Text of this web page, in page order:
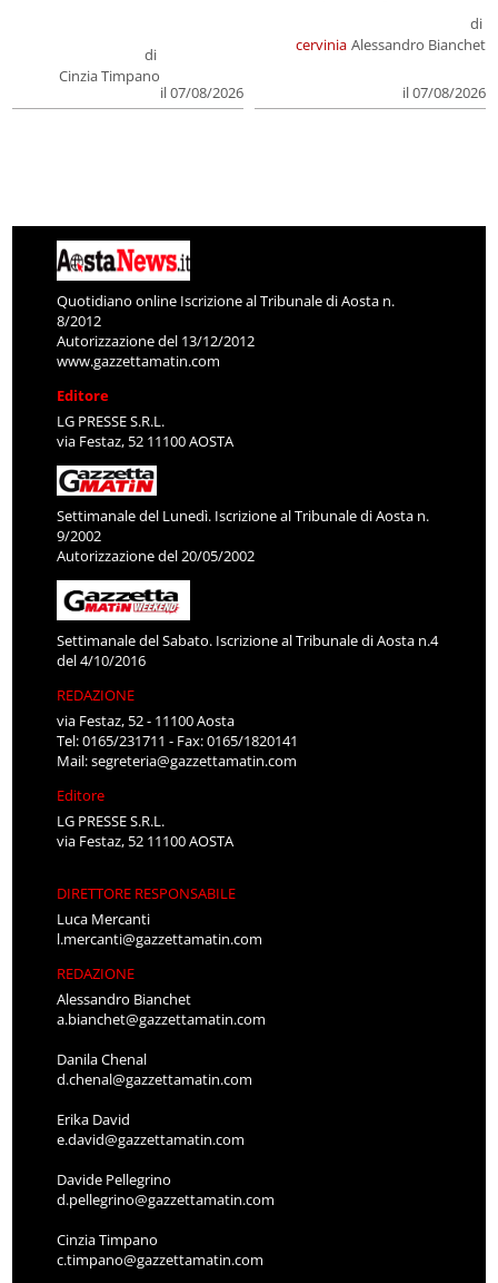
di
Cinzia Timpano
il 07/08/2026
cervinia
di
Alessandro Bianchet
il 07/08/2026
Quotidiano online Iscrizione al Tribunale di Aosta n.
8/2012
Autorizzazione del 13/12/2012
www.gazzettamatin.com
Editore
LG PRESSE S.R.L.
via Festaz, 52 11100 AOSTA
Settimanale del Lunedì. Iscrizione al Tribunale di Aosta n.
9/2002
Autorizzazione del 20/05/2002
Settimanale del Sabato. Iscrizione al Tribunale di Aosta n.4
del 4/10/2016
REDAZIONE
via Festaz, 52 - 11100 Aosta
Tel: 0165/231711 - Fax: 0165/1820141
Mail:segreteria@gazzettamatin.com
Editore
LG PRESSE S.R.L.
via Festaz, 52 11100 AOSTA
DIRETTORE RESPONSABILE
Luca Mercanti
l.mercanti@gazzettamatin.com
REDAZIONE
Alessandro Bianchet
a.bianchet@gazzettamatin.com
Danila Chenal
d.chenal@gazzettamatin.com
Erika David
e.david@gazzettamatin.com
Davide Pellegrino
d.pellegrino@gazzettamatin.com
Cinzia Timpano
c.timpano@gazzettamatin.com